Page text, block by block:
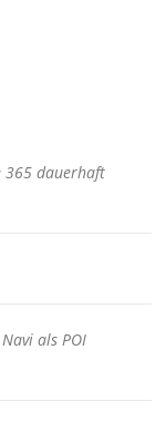
365 dauerhaft
als POI